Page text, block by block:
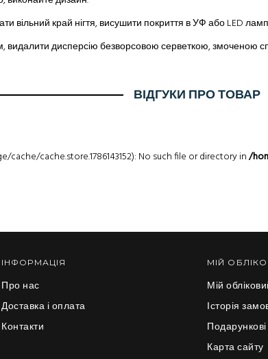
вільний край нігтя, висушити покриття в УФ або LED
видалити дисперсію безворсовою серветкою, змоченою
ВІДГУКИ ПРО ТОВАР
cache.store.1786143152): No such file or directory in/
ІНФОРМАЦІЯ
Про нас
Доставка і оплата
Контакти
МІЙ
Мій
Історія
Карта сайту